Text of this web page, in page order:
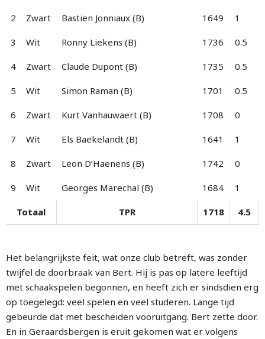
2 Zwart Bastien Jonniaux (B) 1649 1
3 Wit Ronny Liekens (B) 1736 0.5
4 Zwart Claude Dupont (B) 1735 0.5
5 Wit Simon Raman (B) 1701 0.5
6 Zwart Kurt Vanhauwaert (B) 1708 0
7 Wit Els Baekelandt (B) 1641 1
8 Zwart Leon D’Haenens (B) 1742 0
9 Wit Georges Marechal (B) 1684 1
Totaal TPR 1718 4.5
Het belangrijkste feit, wat onze club betreft, was zonder
twijfel de doorbraak van Bert. Hij is pas op latere leeftijd
met schaakspelen begonnen, en heeft zich er sindsdien erg
op toegelegd: veel spelen en veel studeren. Lange tijd
gebeurde dat met bescheiden vooruitgang. Bert zette door.
En in Geraardsbergen is eruit gekomen wat er volgens